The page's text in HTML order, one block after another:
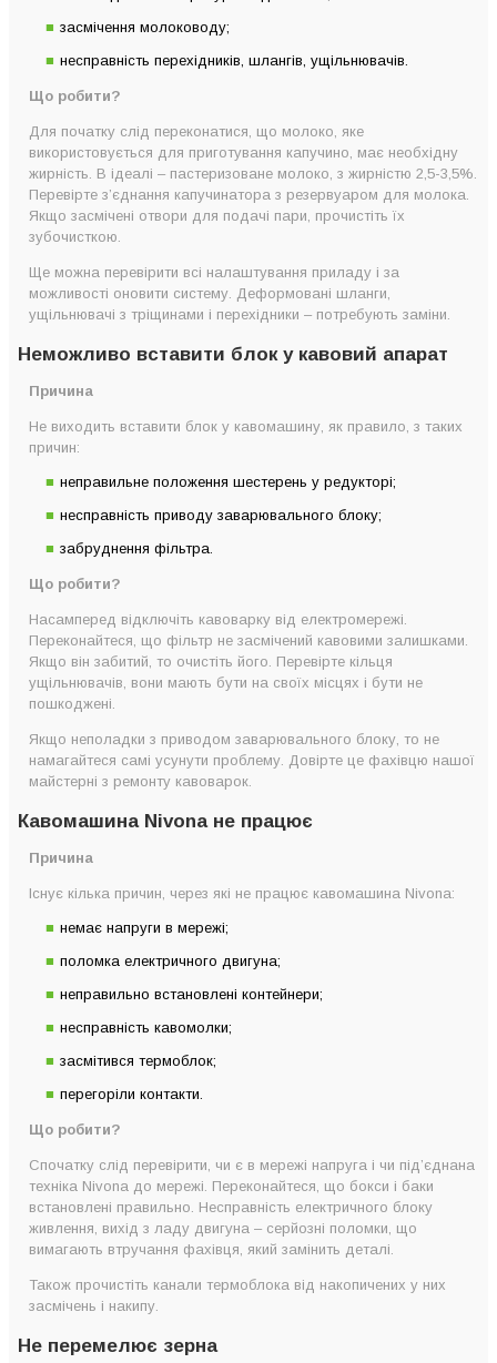
засмічення молоководу;
несправність перехідників, шлангів, ущільнювачів.
Що робити?
Для початку слід переконатися, що молоко, яке
використовується для приготування капучино, має необхідну
жирність. В ідеалі – пастеризоване молоко, з жирністю 2,5-3,5%.
Перевірте з’єднання капучинатора з резервуаром для молока.
Якщо засмічені отвори для подачі пари, прочистіть їх
зубочисткою.
Ще можна перевірити всі налаштування приладу і за
можливості оновити систему. Деформовані шланги,
ущільнювачі з тріщинами і перехідники – потребують заміни.
Неможливо вставити блок у кавовий апарат
Причина
Не виходить вставити блок у кавомашину, як правило, з таких
причин:
неправильне положення шестерень у редукторі;
несправність приводу заварювального блоку;
забруднення фільтра.
Що робити?
Насамперед відключіть кавоварку від електромережі.
Переконайтеся, що фільтр не засмічений кавовими залишками.
Якщо він забитий, то очистіть його. Перевірте кільця
ущільнювачів, вони мають бути на своїх місцях і бути не
пошкоджені.
Якщо неполадки з приводом заварювального блоку, то не
намагайтеся самі усунути проблему. Довірте це фахівцю нашої
майстерні з ремонту кавоварок.
Кавомашина Nivona не працює
Причина
Існує кілька причин, через які не працює кавомашина Nivona:
немає напруги в мережі;
поломка електричного двигуна;
неправильно встановлені контейнери;
несправність кавомолки;
засмітився термоблок;
перегоріли контакти.
Що робити?
Спочатку слід перевірити, чи є в мережі напруга і чи під’єднана
техніка Nivona до мережі. Переконайтеся, що бокси і баки
встановлені правильно. Несправність електричного блоку
живлення, вихід з ладу двигуна – серйозні поломки, що
вимагають втручання фахівця, який замінить деталі.
Також прочистіть канали термоблока від накопичених у них
засмічень і накипу.
Не перемелює зерна